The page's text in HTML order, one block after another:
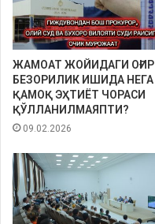
ЖАМОАТ ЖОЙИДАГИ ОҒИР
БЕЗОРИЛИК ИШИДА НЕГА
ҚАМОҚ ЭҲТИЁТ ЧОРАСИ
ҚЎЛЛАНИЛМАЯПТИ?
09.02.2026